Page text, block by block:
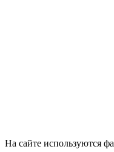
На сайте используются